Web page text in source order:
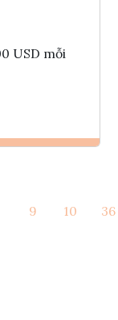
USD mỗi
9 10 36